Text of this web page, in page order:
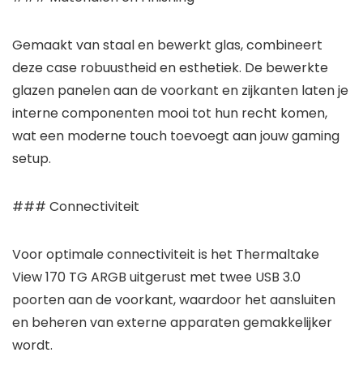
Gemaakt van staal en bewerkt glas, combineert
deze case robuustheid en esthetiek. De bewerkte
glazen panelen aan de voorkant en zijkanten laten je
interne componenten mooi tot hun recht komen,
wat een moderne touch toevoegt aan jouw gaming
setup.
### Connectiviteit
Voor optimale connectiviteit is het Thermaltake
View 170 TG ARGB uitgerust met twee USB 3.0
poorten aan de voorkant, waardoor het aansluiten
en beheren van externe apparaten gemakkelijker
wordt.